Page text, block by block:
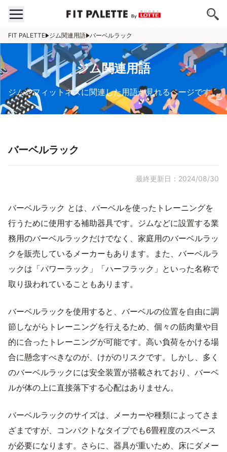
FIT PALETTE ジム関連用語 バーベルラック
ジム関連用語
ジムやフィットネスに関連した用語が見れるページです。
バーベルラック
最終更新日：2024/08/30
バーベルラック とは、バーベルを使ったトレーニングを
行うために使用する補助器具です。ジムなどに設置する業
務用のバーベルラックだけでなく、家庭用のバーベルラッ
クを販売しているメーカーもあります。また、バーベルラ
ックは「パワーラック」「ハーフラック」といった名称で
取り扱われていることもあります。
バーベルラックを使用すると、バーベルの位置を自由に調
節しながらトレーニングを行えるため、個々の筋肉量や目
的に合ったトレーニングが可能です。高い負荷をかける場
合に懸念すべきなのが、けがのリスクです。しかし、多く
のバーベルラックには安全装置が搭載されており、バーベ
ルが体の上に直接落下する心配はありません。
バーベルラックのサイズは、メーカーや種類によってさま
ざまですが、コンパクトなタイプでも6畳程度のスペース
が必要になります。さらに、器具が重いため、床にダメー